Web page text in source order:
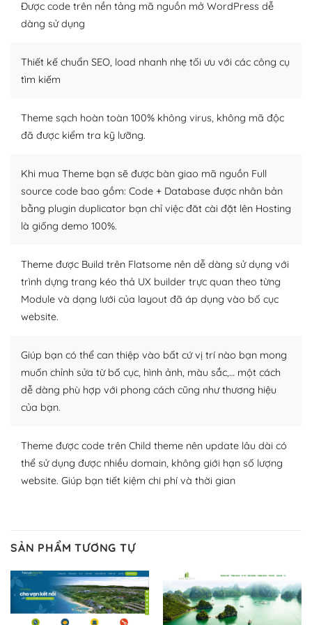
thiết kế tốt, bạn có thể tự sửa đổi. Nếu không bạn có thể
tìm kiếm chúng trên Internet hoặc nhờ chuyên gia.
– Sở hữu một cộng đồng lớn, sẵn sàng hỗ trợ
khổng lồ được kiểm duyệt bởi các nhân viên và những
người cuồng tín WordPress.
Nếu bạn gặp khó khăn, bạn có thể lên mạng và tìm
kiếm những cộng đồng WordPress, họ sẽ giúp bạn trả
lời, giải đáp vấn đề của bạn.
Cộng đồng sử dụng WordPress sẵn sàng hỗ trợ bạn
– Đa dạng plugin và themes
Plugin mở rộng là thành phần cài đặt thêm vào
WordPress để tăng thêm các tính năng cần thiết. Có
nhiều plugin trả phí hoặc miễn phí.
Nhờ lượng người dùng đông đảo, thư viện themes và
plugin của WordPress rất phong phú. Bạn có thể thỏa
thích chọn lựa plugin và themes phù hợp cho mục đích
lập website của mình.
– Dễ sử dụng
Với mọi Hosting bất kỳ thì WordPress đều có thể dễ
Và bạn có toàn quyền tự do khi quyết định nơi lưu trữ
trang web WordPress của bạn.
Dễ dàng lựa chọn Hosting cho website WordPress
Được code trên nền tảng mã nguồn mở WordPress dễ
dàng sử dụng
Thiết kế chuẩn SEO, load nhanh nhẹ tối ưu với các công cụ
tìm kiếm
Theme sạch hoàn toàn 100% không virus, không mã độc
đã được kiểm tra kỹ lưỡng.
Khi mua Theme bạn sẽ được bàn giao mã nguồn Full
source code bao gồm: Code + Database được nhân bản
bằng plugin duplicator bạn chỉ việc đăt cài đặt lên Hosting
là giống demo 100%.
Theme được Build trên Flatsome nên dễ dàng sử dụng với
trình dựng trang kéo thả UX builder trực quan theo từng
Module và dạng lưới của layout đã áp dụng vào bố cục
website.
Giúp bạn có thể can thiệp vào bất cứ vị trí nào bạn mong
muốn chỉnh sửa từ bố cục, hình ảnh, màu sắc,… một cách
dễ dàng phù hợp với phong cách cũng như thương hiệu
của bạn.
Theme được code trên Child theme nên update lâu dài có
thể sử dụng được nhiều domain, không giới hạn số lượng
website. Giúp bạn tiết kiệm chi phí và thời gian
SẢN PHẨM TƯƠNG TỰ